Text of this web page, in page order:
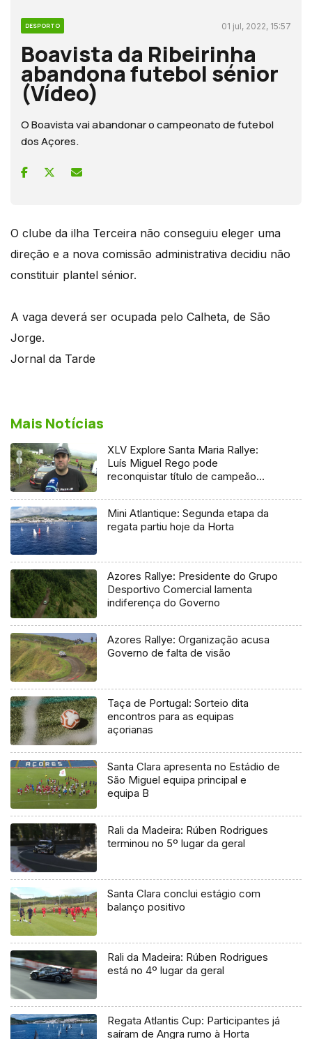
DESPORTO 01 jul, 2022, 15:57
Boavista da Ribeirinha
abandona futebol sénior
(Vídeo)
O Boavista vai abandonar o campeonato de futebol
dos Açores.
O clube da ilha Terceira não conseguiu eleger uma
direção e a nova comissão administrativa decidiu não
constituir plantel sénior.
A vaga deverá ser ocupada pelo Calheta, de São
Jorge.
Jornal da Tarde
Mais Notícias
XLV Explore Santa Maria Rallye:
Luís Miguel Rego pode
reconquistar título de campeão
Mini Atlantique: Segunda etapa da
regata partiu hoje da Horta
Azores Rallye: Presidente do Grupo
Desportivo Comercial lamenta
indiferença do Governo
Azores Rallye: Organização acusa
Governo de falta de visão
Taça de Portugal: Sorteio dita
encontros para as equipas
açorianas
Santa Clara apresenta no Estádio de
São Miguel equipa principal e
equipa B
Rali da Madeira: Rúben Rodrigues
terminou no 5º lugar da geral
Santa Clara conclui estágio com
balanço positivo
Rali da Madeira: Rúben Rodrigues
está no 4º lugar da geral
Regata Atlantis Cup: Participantes já
saíram de Angra rumo à Horta